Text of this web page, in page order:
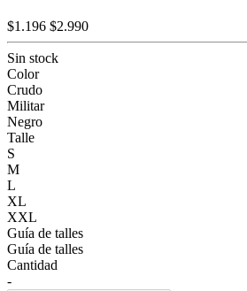
$1.196 $2.990
Sin stock
Color
Crudo
Militar
Negro
Talle
S
M
L
XL
XXL
Guía de talles
Guía de talles
Cantidad
-